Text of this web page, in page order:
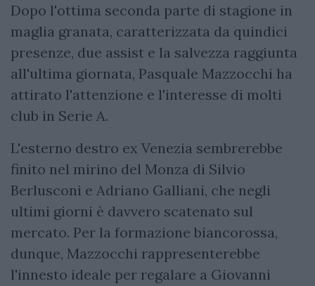
Dopo l'ottima seconda parte di stagione in
maglia granata, caratterizzata da quindici
presenze, due assist e la salvezza raggiunta
all'ultima giornata, Pasquale Mazzocchi ha
attirato l'attenzione e l'interesse di molti
club in Serie A.
L'esterno destro ex Venezia sembrerebbe
finito nel mirino del Monza di Silvio
Berlusconi e Adriano Galliani, che negli
ultimi giorni è davvero scatenato sul
mercato. Per la formazione biancorossa,
dunque, Mazzocchi rappresenterebbe
l'innesto ideale per regalare a Giovanni